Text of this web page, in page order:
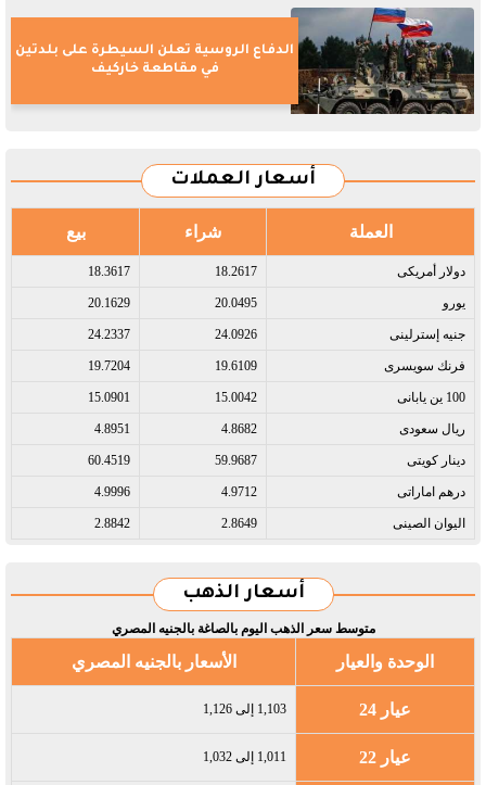
الدفاع الروسية تعلن السيطرة على بلدتين
في مقاطعة خاركيف
أسعار العملات
العملة شراء بيع
دولار أمريكى​ 18.2617
18.3617
يورو​ 20.0495
20.1629
جنيه إسترلينى​ 24.0926
24.2337
فرنك سويسرى​ 19.6109
19.7204
100 ين يابانى​ 15.0042
15.0901
ريال سعودى​ 4.8682
4.8951
دينار كويتى​ 59.9687
60.4519
درهم اماراتى​ 4.9712
4.9996
اليوان الصينى​ 2.8649
2.8842
أسعار الذهب
متوسط سعر الذهب اليوم بالصاغة بالجنيه المصري
الوحدة والعيار الأسعار بالجنيه المصري
عيار 24 1,103 إلى 1,126
عيار 22 1,011 إلى 1,032